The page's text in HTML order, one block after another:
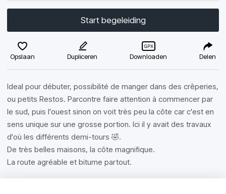
Start begeleiding
Opslaan Dupliceren Downloaden Delen
Ideal pour débuter, possibilité de manger dans des crêperies,
ou petits Restos. Parcontre faire attention à commencer par
le sud, puis l'ouest sinon on voit très peu la côte car c'est en
sens unique sur une grosse portion. Ici il y avait des travaux
d'où les différents demi-tours 🤣.
De très belles maisons, la côte magnifique.
La route agréable et bitume partout.